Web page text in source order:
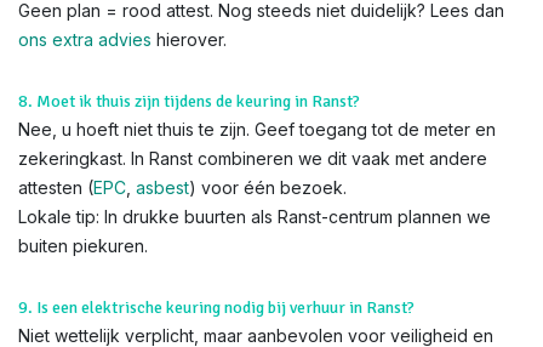
Geen plan = rood attest. Nog steeds niet duidelijk? Lees dan
ons extra advies hierover.
8. Moet ik thuis zijn tijdens de keuring in Ranst?
Nee, u hoeft niet thuis te zijn. Geef toegang tot de meter en
zekeringkast. In Ranst combineren we dit vaak met andere
attesten (EPC asbest) voor één bezoek.
Lokale tip: In drukke buurten als Ranst-centrum plannen we
buiten piekuren.
9. Is een elektrische keuring nodig bij verhuur in Ranst?
Niet wettelijk verplicht, maar aanbevolen voor veiligheid en